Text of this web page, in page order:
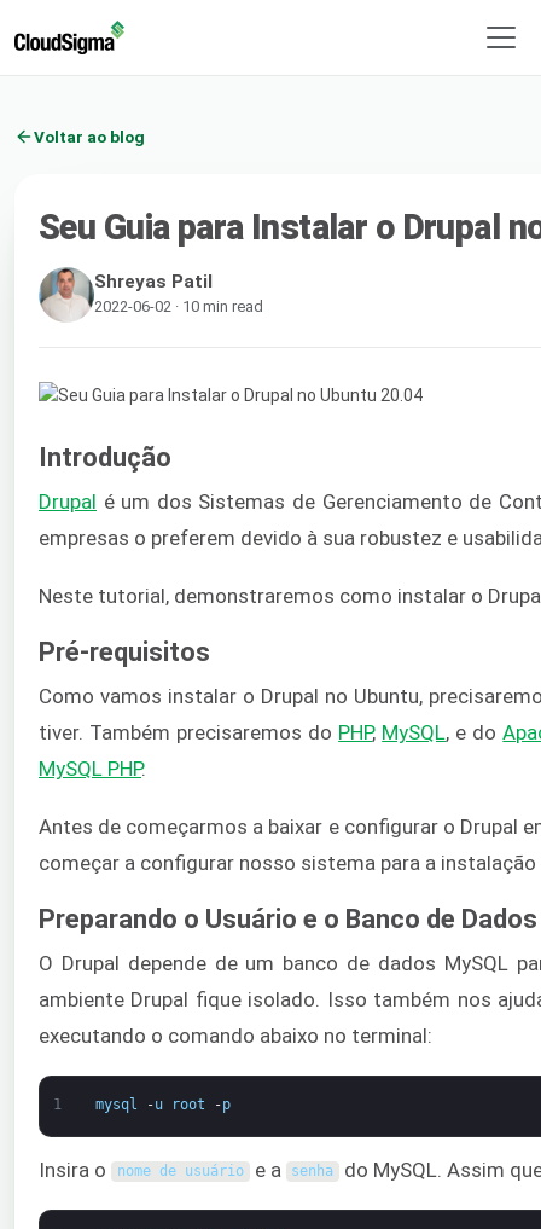
Voltar ao blog
Seu Guia para Instalar o Drupal
Shreyas Patil
2022-06-02 · 10 min read
Introdução
Drupal é um dos Sistemas de Gerenciamento de
empresas o preferem devido à sua robustez e
Neste tutorial, demonstraremos como instalar o
Pré-requisitos
Como vamos instalar o Drupal no Ubuntu,
tiver. Também precisaremos do PHP, MySQL, e do
MySQL PHP.
Antes de começarmos a baixar e configurar o Drupal
começar a configurar nosso sistema para a instalação
Preparando o Usuário e o Banco de
O Drupal depende de um banco de dados MySQL
ambiente Drupal fique isolado. Isso também nos
executando o comando abaixo no terminal:
1 mysql -u root -p
Insira o nome de usuário e a senha do MySQL. Assim